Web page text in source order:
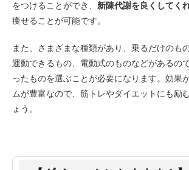
をつけることができ、 新陳代謝を良くしてく
痩せることが可能です。
また、さまざまな種類があり、乗るだけのも
運動できるもの、電動式のものなどがあるの
ったものを選ぶことが必要になります。効果
ムが豊富なので、筋トレやダイエットにも励
ょう。